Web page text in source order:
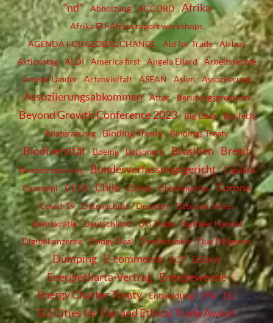
"nd" Abholzung ACCORD Afrika
Afrika EU-Africa report workshops
AGENDA FOR GLOBAL CHANGE
Aid for Trade
Airbus
Aktionstag
ALDI America first Angela Ellard
Arbeitsrechte
ärmste Länder
Artenvielfalt ASEAN Asien Assoziierung
Assoziierungsabkommen Attac Berufungsgremium
Beyond Growth Conference 2023 Big Data
Big Tech
Bilaterals.org
Binding Treaty Bindings Treaty
Biodiversität Boeing Bolsonaro Brasilien Brexit
Bundesregierung Bundesverfassungsgericht
Capaldo
Cavazzini
CETA Chile China ChinAmerika Corona
Covid-19 Datenschutz Dearden
Deborah James
Demokratie
Deutschland DG Trade
digitaler Handel
Digitalkonzerne
Dodgy Deal Dombrovskis Due Diligence
Dumping E-commerce ECT EDEKA
Energiecharta-Vertrag Energiewende
Energy Charter Treaty
Entwaldung EPA EU
EU Cities for Fair and Ethical Trade Award